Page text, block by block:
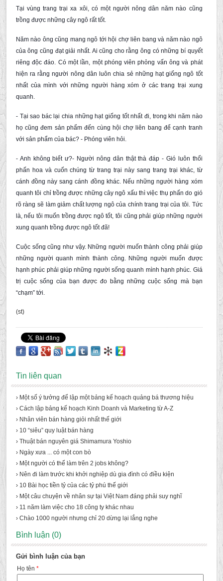
Tại vùng trang trại xa xôi, có một người nông dân năm nào cũng
trồng được những cây ngô rất tốt.
Năm nào ông cũng mang ngô tới hội chợ liên bang và năm nào ngô
của ông cũng đạt giải nhất. Ai cũng cho rằng ông có những bí quyết
riêng độc đáo. Có một lần, một phóng viên phỏng vấn ông và phát
hiện ra rằng người nông dân luôn chia sẻ những hạt giống ngô tốt
nhất của mình với những người hàng xóm ở các trang trại xung
quanh.
- Tại sao bác lại chia những hạt giống tốt nhất đi, trong khi năm nào
họ cũng đem sản phẩm đến cùng hội chợ liên bang để cạnh tranh
với sản phẩm của bác? - Phóng viên hỏi.
- Anh không biết ư?- Người nông dân thật thà đáp - Gió luôn thổi
phấn hoa và cuốn chúng từ trang trại này sang trang trại khác, từ
cánh đồng này sang cánh đồng khác. Nếu những người hàng xóm
quanh tôi chỉ trồng được những cây ngô xấu thì việc thụ phấn do gió
rõ ràng sẽ làm giảm chất lượng ngô của chính trang trại của tôi. Tức
là, nếu tôi muốn trồng được ngô tốt, tôi cũng phải giúp những người
xung quanh trồng được ngô tốt đã!
Cuộc sống cũng như vậy. Những người muốn thành công phải giúp
những người quanh mình thành công. Những người muốn được
hạnh phúc phải giúp những người sống quanh mình hạnh phúc. Giá
trị cuộc sống của bạn được đo bằng những cuộc sống mà bạn
“chạm” tới.
(st)
Tin liên quan
› Một số ý tưởng để lập một bảng kế hoạch quảng bá thương hiệu
› Cách lập bảng kế hoạch Kinh Doanh và Marketing từ A-Z
› Nhân viên bán hàng giỏi nhất thế giới
› 10 “siêu” quy luật bán hàng
› Thuật bán nguyên giá Shimamura Yoshio
› Ngày xưa ... có một con bò
› Một người có thể làm trên 2 jobs không?
› Nên đi làm trước khi khởi nghiệp dù gia đình có điều kiện
› 10 Bài học tiền tỷ của các tỷ phú thế giới
› Một câu chuyện về nhân sự tại Việt Nam đáng phải suy nghĩ
› 11 năm làm việc cho 18 công ty khác nhau
› Chào 1000 người nhưng chỉ 20 dừng lại lắng nghe
Bình luận (0)
Gửi bình luận của bạn
Họ tên *